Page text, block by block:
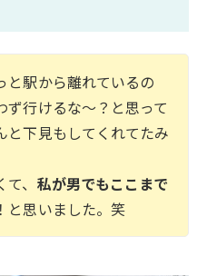
と駅から離れているの
ず行けるな〜？と思って
と下見もしてくれてたみ
、 私が男でもここまで
と思いました。笑